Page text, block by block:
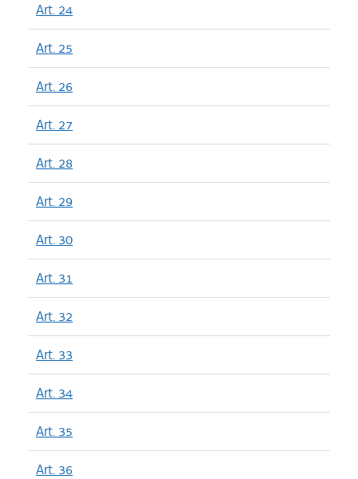
Art. 24
Art. 25
Art. 26
Art. 27
Art. 28
Art. 29
Art. 30
Art. 31
Art. 32
Art. 33
Art. 34
Art. 35
Art. 36